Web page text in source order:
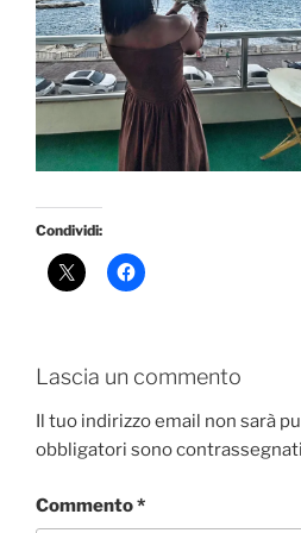
Condividi:
Lascia un commento
Il tuo indirizzo email non sarà
obbligatori sono contrassegnati
Commento*